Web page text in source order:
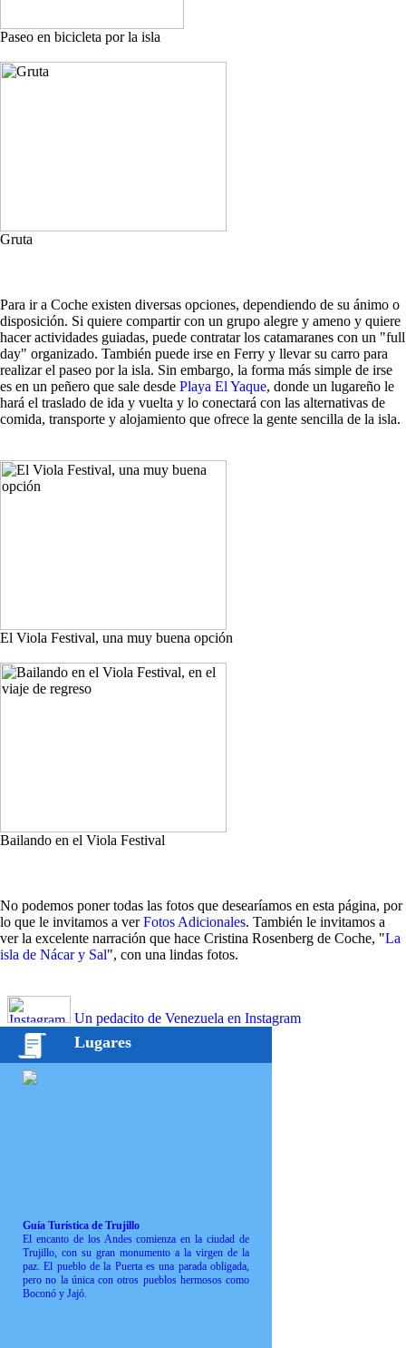
Paseo en bicicleta por la isla
Gruta
Para ir a Coche existen diversas opciones, dependiendo de su ánimo o
disposición. Si quiere compartir con un grupo alegre y ameno y quiere
hacer actividades guiadas, puede contratar los catamaranes con un "full
day" organizado. También puede irse en Ferry y llevar su carro para
realizar el paseo por la isla. Sin embargo, la forma más simple de irse
es en un peñero que sale desde Playa El Yaque, donde un lugareño le
hará el traslado de ida y vuelta y lo conectará con las alternativas de
comida, transporte y alojamiento que ofrece la gente sencilla de la isla.
El Viola Festival, una muy buena opción
Bailando en el Viola Festival
No podemos poner todas las fotos que desearíamos en esta página, por
lo que le invitamos a verFotos Adicionales. También le invitamos a
ver la excelente narración que hace Cristina Rosenberg de Coche, "La
isla de Nácar y Sal", con una lindas fotos.
Un pedacito de Venezuela en Instagram
Lugares
Guía Turística de Trujillo
El encanto de los Andes comienza en la ciudad de
Trujillo, con su gran monumento a la virgen de la
paz. El pueblo de la Puerta es una parada obligada,
pero no la única con otros pueblos hermosos como
Boconó y Jajó.